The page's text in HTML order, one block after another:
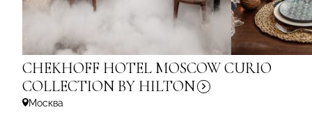
CHEKHOFF HOTEL MOSCOW CURIO
COLLECTION BY HILTON
Москва